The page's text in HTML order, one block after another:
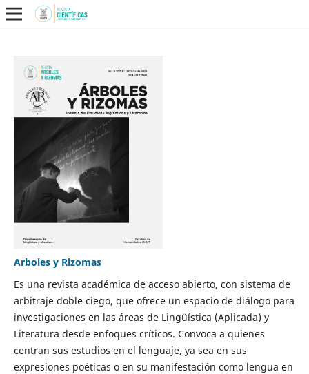
Arboles y Rizomas
Es una revista académica de acceso abierto, con sistema de
arbitraje doble ciego, que ofrece un espacio de diálogo para
investigaciones en las áreas de Lingüística (Aplicada) y
Literatura desde enfoques críticos. Convoca a quienes
centran sus estudios en el lenguaje, ya sea en sus
expresiones poéticas o en su manifestación como lengua en